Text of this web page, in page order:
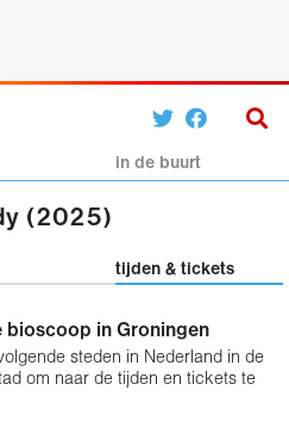
in de buurt
(2025)
tijden & tickets
bioscoop in Groningen
steden in Nederland in de
om naar de tijden en tickets te